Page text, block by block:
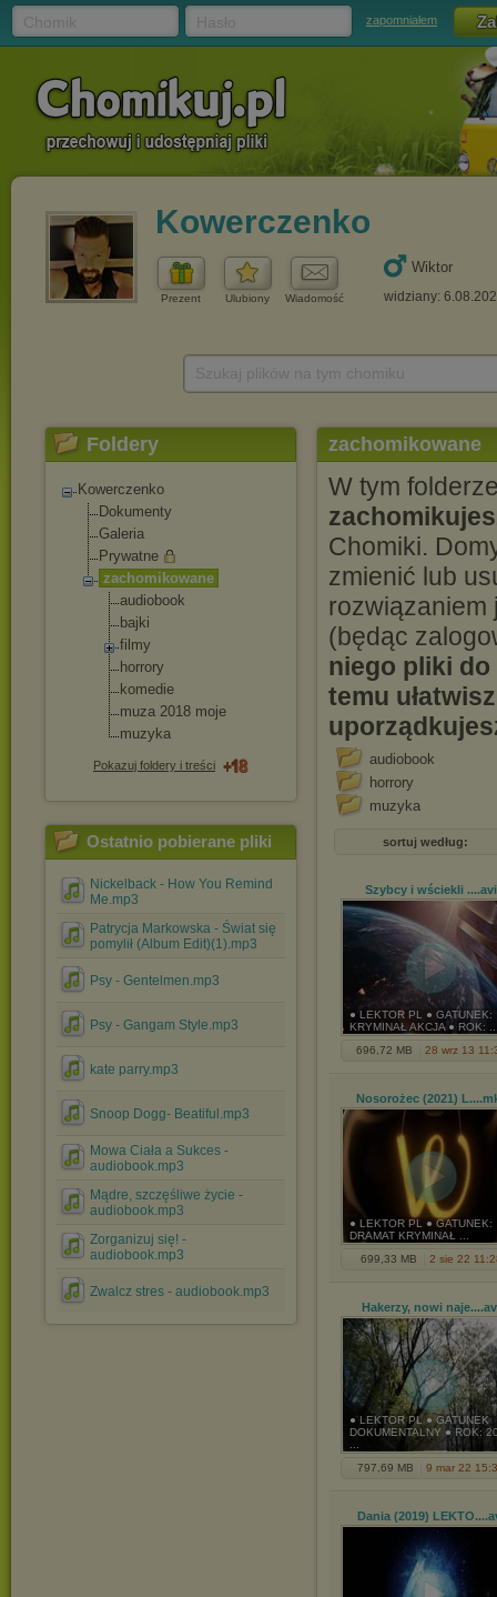
zapomniałem
Kowerczenko
Prezent Ulubiony Wiadomość
Wiktor
widziany:
Foldery
Kowerczenko
Dokumenty
Galeria
Prywatne
zachomikowane
audiobook
bajki
filmy
horrory
komedie
muza 2018 moje
muzyka
Pokazuj foldery i treści
Ostatnio pobierane pliki
Nickelback - How You Remind
Me.mp3
Patrycja Markowska - Świat się
pomylił (Album Edit)(1).mp3
Psy - Gentelmen.mp3
Psy - Gangam Style.mp3
kate parry.mp3
Snoop Dogg- Beatiful.mp3
Mowa Ciała a Sukces -
audiobook.mp3
Mądre, szczęśliwe życie -
audiobook.mp3
Zorganizuj się! -
audiobook.mp3
Zwalcz stres - audiobook.mp3
zachomikowane
W tym
Chomiki.
zmienić lub
rozwiązaniem
(będąc
niego pliki
temu
audiobook
horrory
muzyka
sortuj według:
Szybcy i wściekli ....avi
● LEKTOR PL ● GATUNEK:
KRYMINAŁ AKCJA ● ROK:
696,72 MB
28 wrz 13
Nosorożec (2021) L...
● LEKTOR PL ● GATUNEK:
DRAMAT KRYMINAŁ ...
699,33 MB
2 sie 22
Hakerzy, nowi naje...
● LEKTOR PL ● GATUNEK
DOKUMENTALNY ● ROK:
797,69 MB
9 mar 22
Dania (2019) LEKTO...